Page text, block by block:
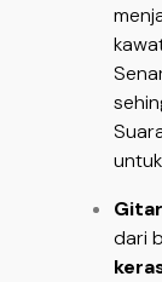
dari